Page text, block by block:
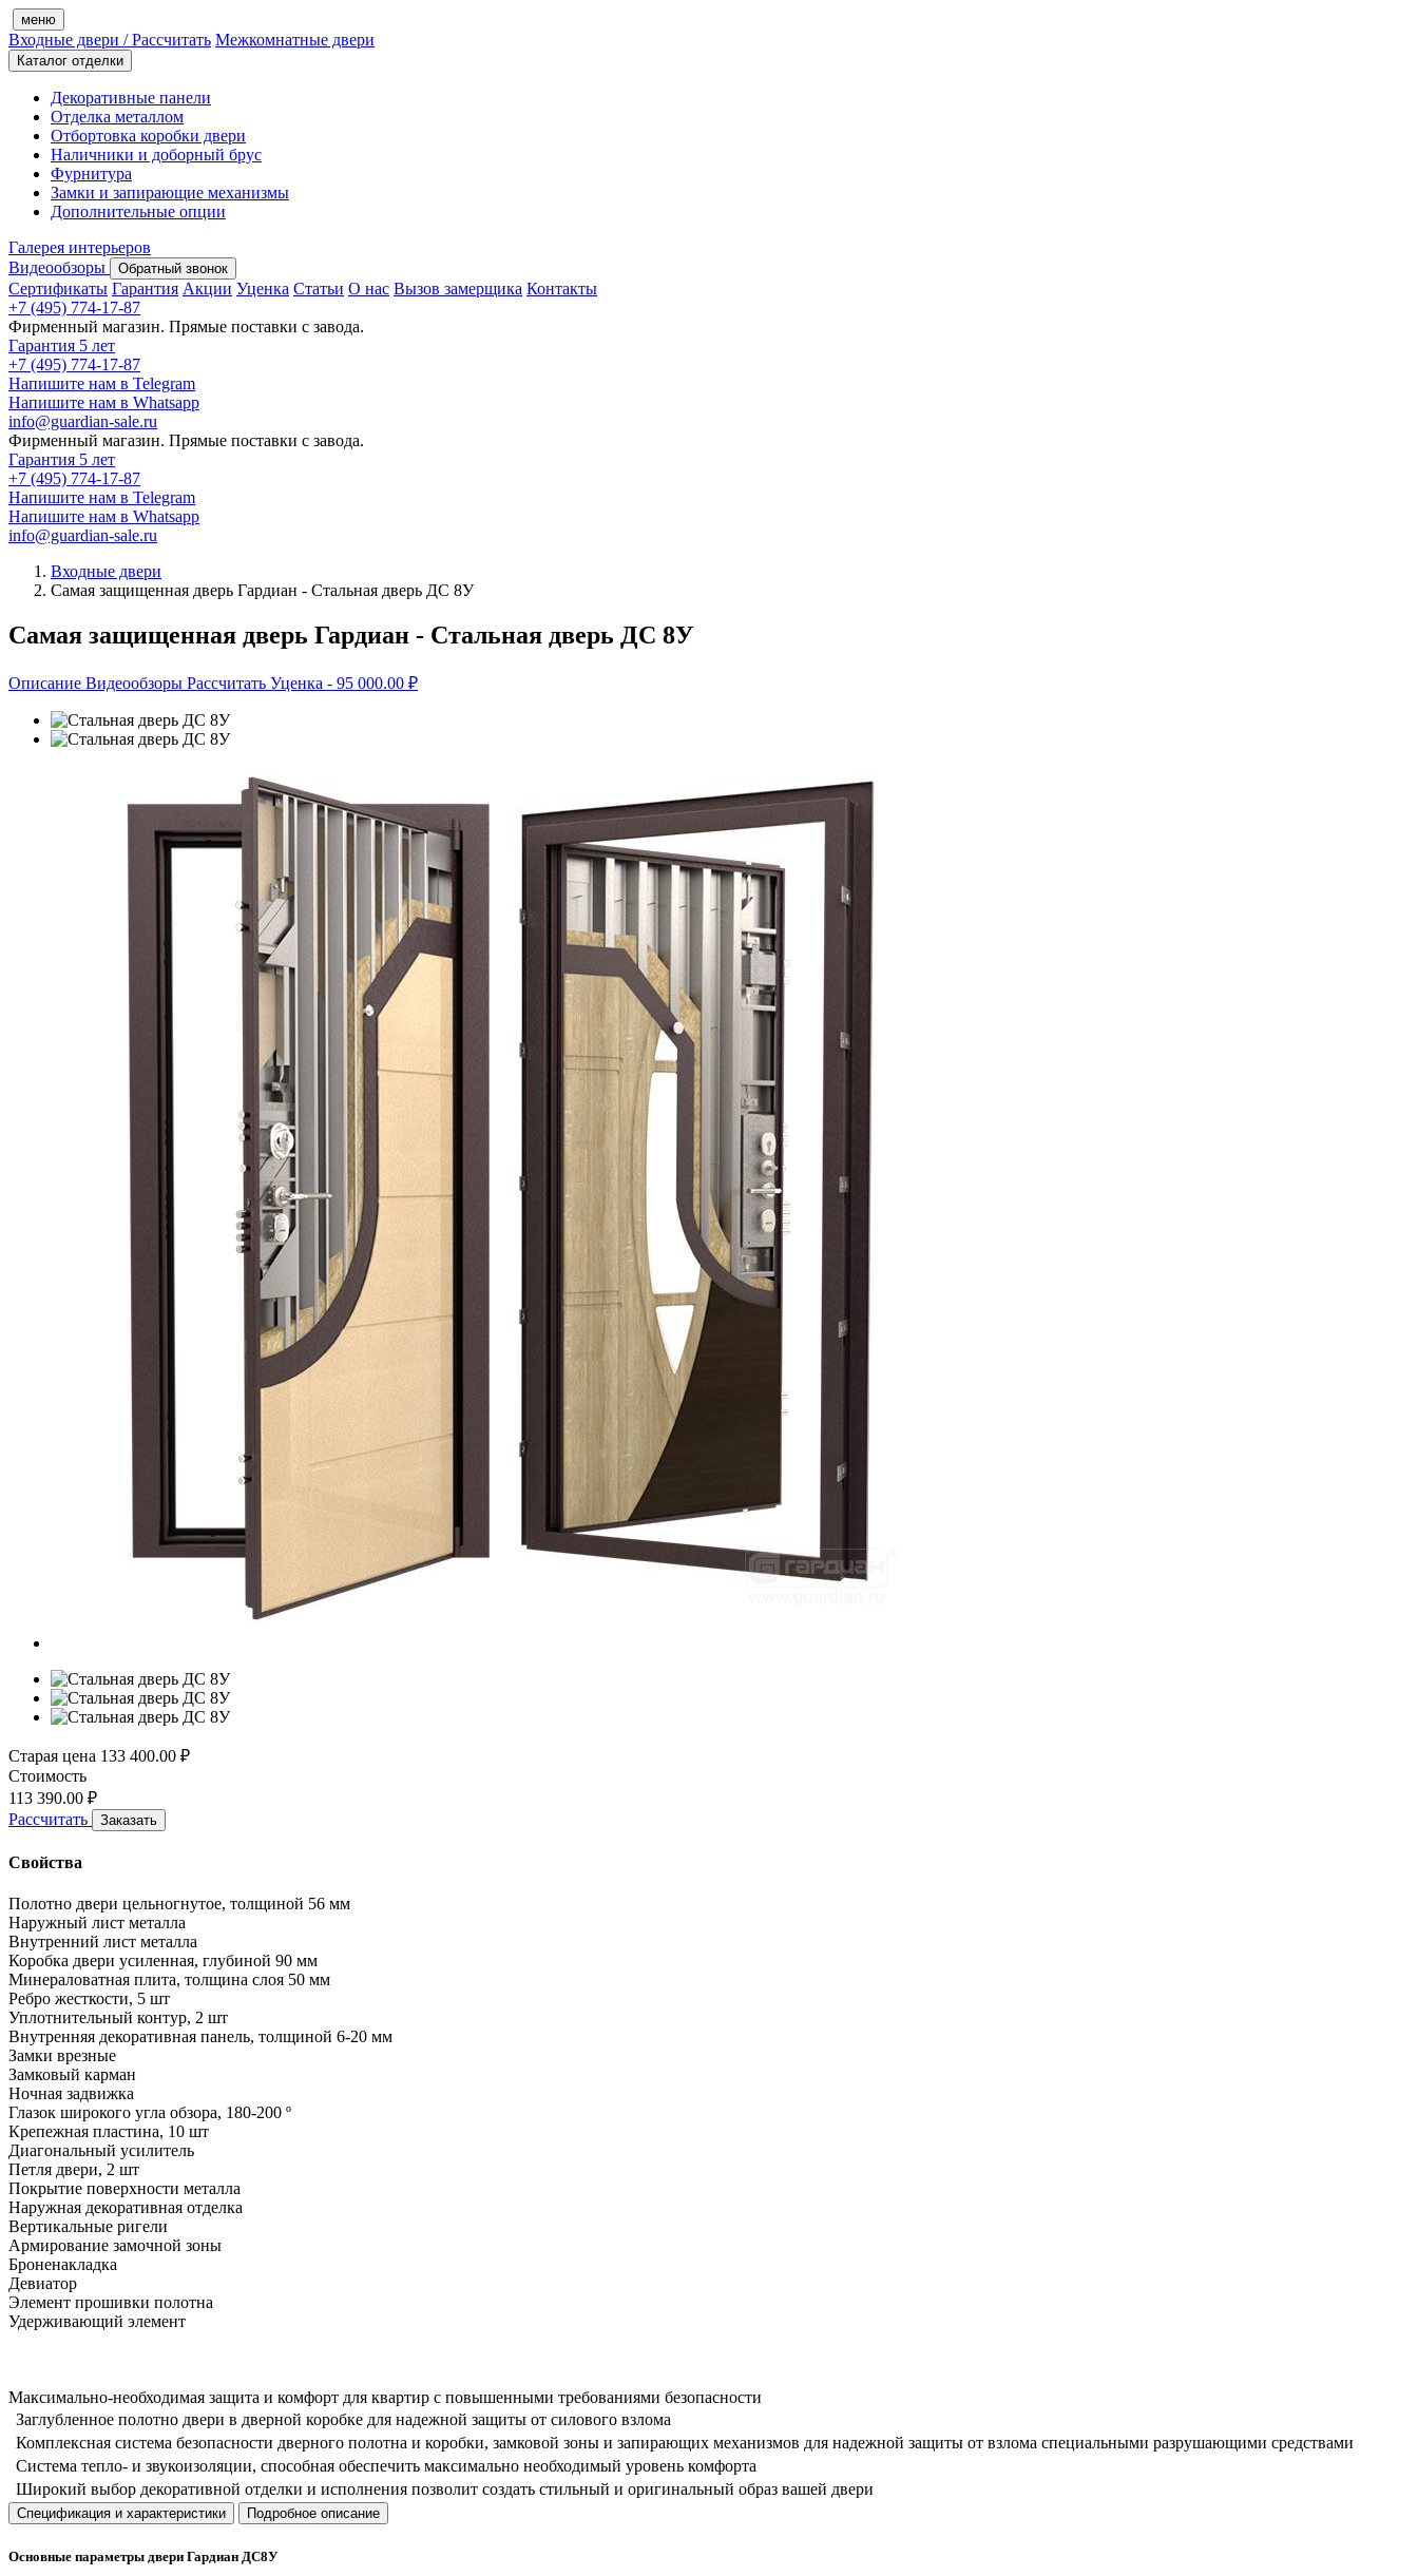
меню
Входные двери / Рассчитать Межкомнатные двери
Каталог отделки
Декоративные панели
Отделка металлом
Отбортовка коробки двери
Наличники и доборный брус
Фурнитура
Замки и запирающие механизмы
Дополнительные опции
Галерея интерьеров
Видеообзоры
Обратный звонок
Сертификаты Гарантия Акции Уценка Статьи О нас Вызов замерщика Контакты
+7 (495) 774-17-87
Фирменный магазин. Прямые поставки с завода.
Гарантия 5 лет
+7 (495) 774-17-87
Напишите нам в Telegram
Напишите нам в Whatsapp
info@guardian-sale.ru
Фирменный магазин. Прямые поставки с завода.
Гарантия 5 лет
+7 (495) 774-17-87
Напишите нам в Telegram
Напишите нам в Whatsapp
info@guardian-sale.ru
Входные двери
Самая защищенная дверь Гардиан - Стальная дверь ДС 8У
Самая защищенная дверь Гардиан - Стальная дверь ДС 8У
Описание Видеообзоры Рассчитать Уценка - 95 000.00 ₽
Старая цена 133 400.00 ₽
Стоимость
113 390.00 ₽
Рассчитать
Заказать
Свойства
Полотно двери цельногнутое, толщиной 56 мм
Наружный лист металла
Внутренний лист металла
Коробка двери усиленная, глубиной 90 мм
Минераловатная плита, толщина слоя 50 мм
Ребро жесткости, 5 шт
Уплотнительный контур, 2 шт
Внутренняя декоративная панель, толщиной 6-20 мм
Замки врезные
Замковый карман
Ночная задвижка
Глазок широкого угла обзора, 180-200 º
Крепежная пластина, 10 шт
Диагональный усилитель
Петля двери, 2 шт
Покрытие поверхности металла
Наружная декоративная отделка
Вертикальные ригели
Армирование замочной зоны
Броненакладка
Девиатор
Элемент прошивки полотна
Удерживающий элемент
Максимально-необходимая защита и комфорт для квартир с повышенными требованиями безопасности
Заглубленное полотно двери в дверной коробке для надежной защиты от силового взлома
Комплексная система безопасности дверного полотна и коробки, замковой зоны и запирающих механизмов для надежной защиты от взлома специальными разрушающими средствами
Система тепло- и звукоизоляции, способная обеспечить максимально необходимый уровень комфорта
Широкий выбор декоративной отделки и исполнения позволит создать стильный и оригинальный образ вашей двери
Спецификация и характеристики Подробное описание
Основные параметры двери Гардиан ДС8У